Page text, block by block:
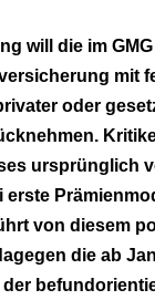
Infoswill die im
mit
oder
ursprünglich
erste
von diesem
die ab